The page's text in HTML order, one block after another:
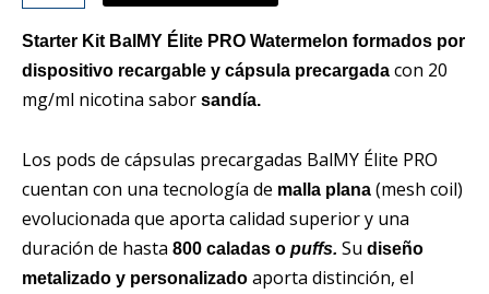
Starter Kit BalMY Élite PRO Watermelon formados por
dispositivo recargable y cápsula precargada con 20
mg/ml nicotina sabor sandía.
Los pods de cápsulas precargadas BalMY Élite PRO
cuentan con una tecnología de malla plana (mesh coil)
evolucionada que aporta calidad superior y una
duración de hasta 800 caladas o puffs. Su diseño
metalizado y personalizado aporta distinción, el